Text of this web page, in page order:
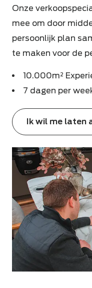
Onze
mee om door
persoonlijk plan
te maken voor de
10.000m²
7 dagen per
Ik wil me laten